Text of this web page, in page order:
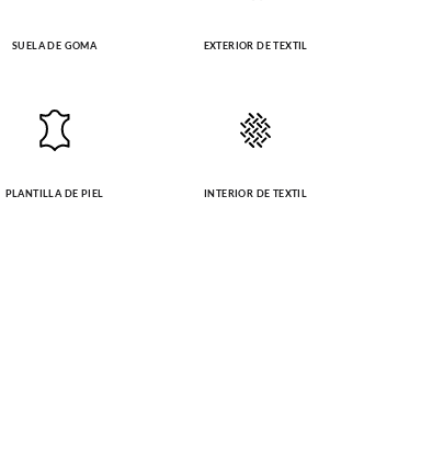
SUELA DE GOMA EXTERIOR DE TEXTIL
PLANTILLA DE PIEL INTERIOR DE TEXTIL